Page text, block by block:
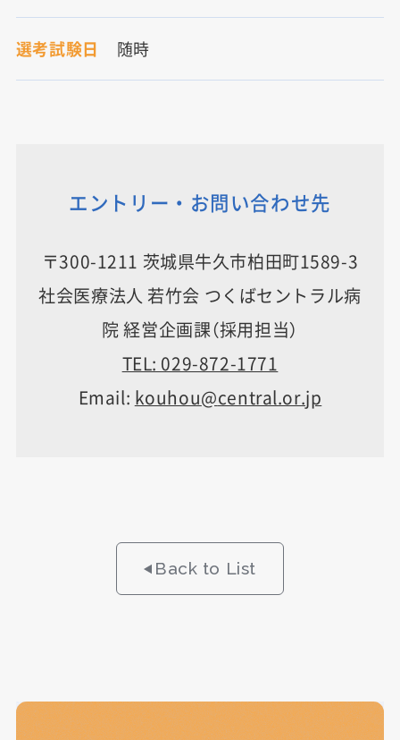
選考試験日 随時
エントリー・お問い合わせ先
〒300-1211 茨城県牛久市柏田町1589-3
社会医療法人 若竹会 つくばセントラル病
院 経営企画課（採用担当）
TEL: 029-872-1771
Email: kouhou central.or.jp
Back to List